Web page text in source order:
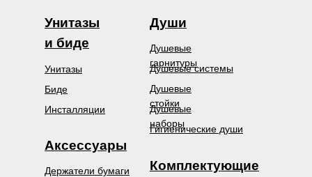
Души
Душевые
гарнитуры
Душевые системы
Гигиенические души
Аксессуары
Держатели бумаги
Комплектующие
Душевые
стойки
Душевые
наборы
Инсталляции
Биде
Унитазы
Унитазы
и биде